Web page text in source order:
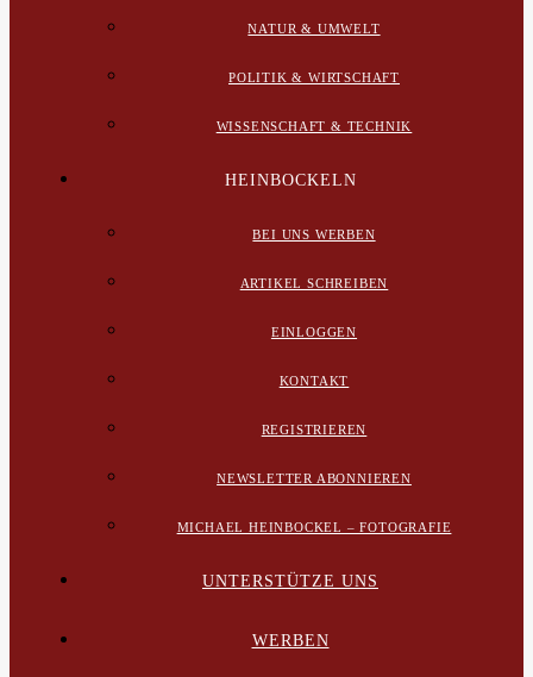
NATUR & UMWELT
POLITIK & WIRTSCHAFT
WISSENSCHAFT & TECHNIK
HEINBOCKELN
BEI UNS WERBEN
ARTIKEL SCHREIBEN
EINLOGGEN
KONTAKT
REGISTRIEREN
NEWSLETTER ABONNIEREN
MICHAEL HEINBOCKEL – FOTOGRAFIE
UNTERSTÜTZE UNS
WERBEN